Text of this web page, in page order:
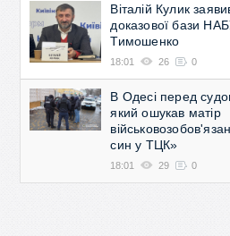
Віталій Кулик
доказової бази
Тимошенко
18:01 26 0
В Одесі перед
який ошукав матір
син у ТЦК»
18:01 29 0